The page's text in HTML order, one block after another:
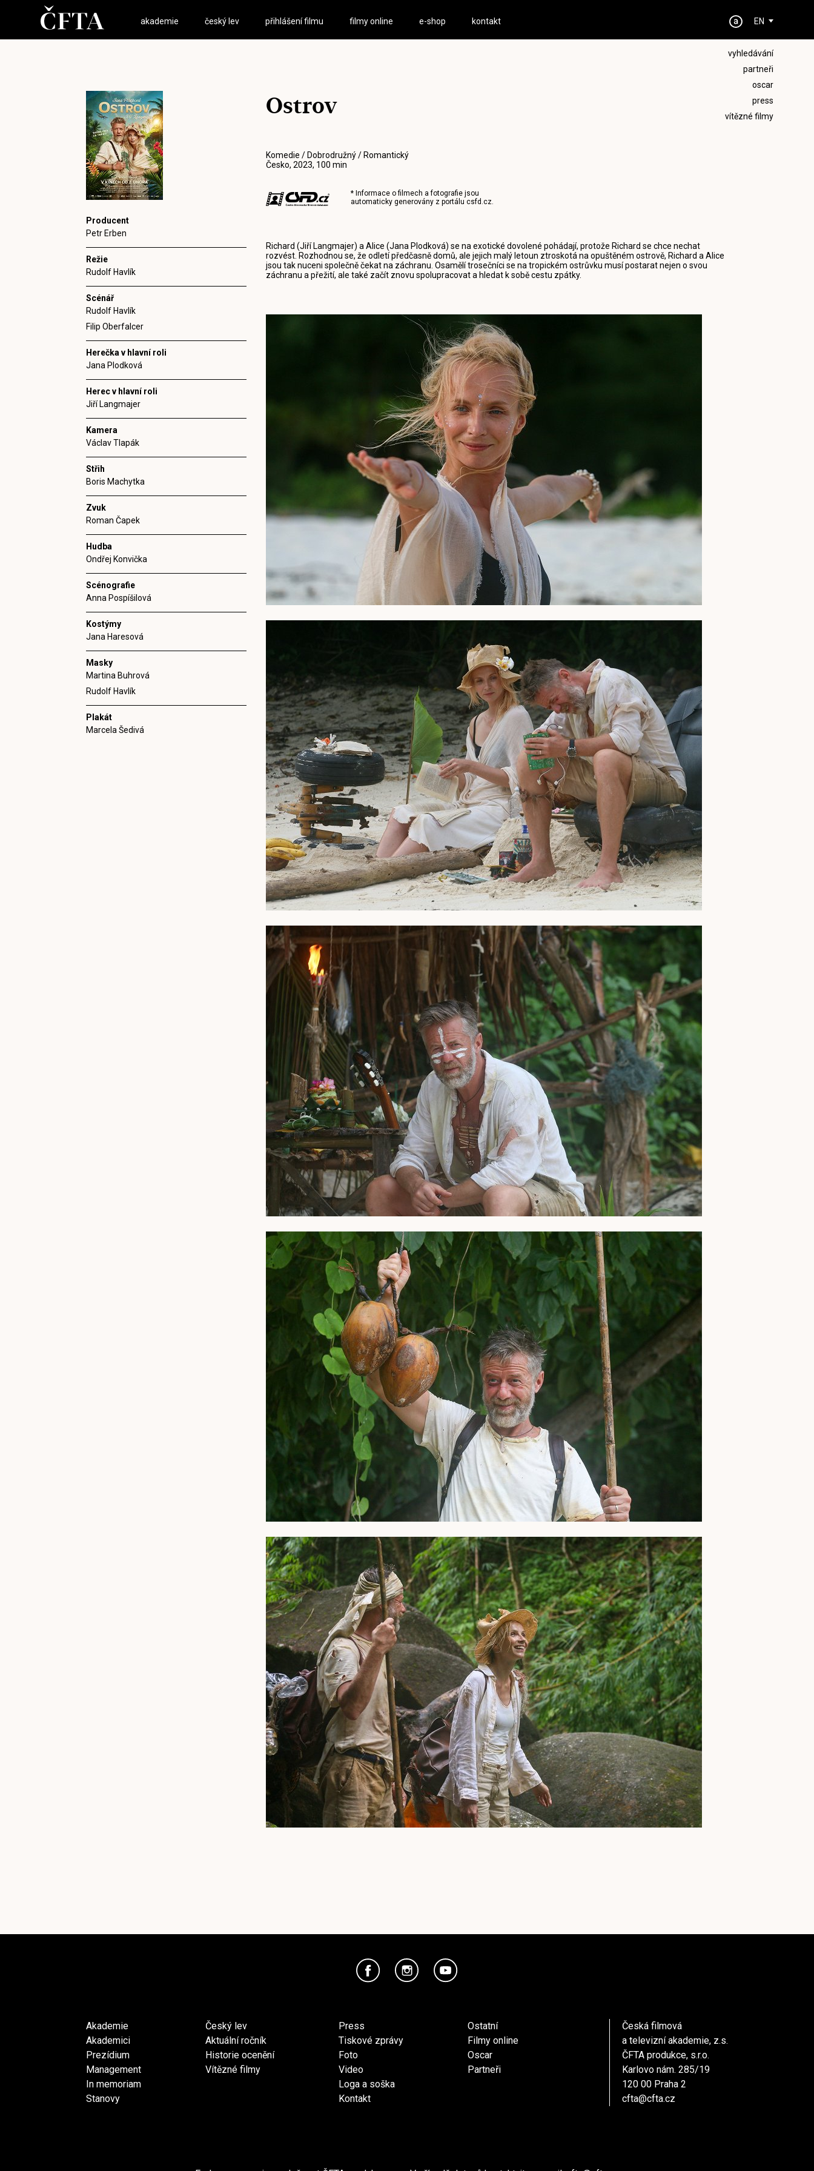
akademie český lev přihlášení filmu filmy online e-shop kontakt EN
vyhledávání
partneři
oscar
press
vítězné filmy
Producent
Petr Erben
Režie
Rudolf Havlík
Scénář
Rudolf Havlík
Filip Oberfalcer
Herečka v hlavní roli
Jana Plodková
Herec v hlavní roli
Jiří Langmajer
Kamera
Václav Tlapák
Střih
Boris Machytka
Zvuk
Roman Čapek
Hudba
Ondřej Konvička
Scénografie
Anna Pospíšilová
Kostýmy
Jana Haresová
Masky
Martina Buhrová
Rudolf Havlík
Plakát
Marcela Šedivá
Ostrov
Komedie / Dobrodružný / Romantický
Česko, 2023, 100 min
* Informace o filmech a fotografie jsou
automaticky generovány z portálu csfd.cz.
Richard (Jiří Langmajer) a Alice (Jana Plodková) se na exotické dovolené pohádají, protože Richard se chce nechat
rozvést. Rozhodnou se, že odletí předčasně domů, ale jejich malý letoun ztroskotá na opuštěném ostrově, Richard a Alice
jsou tak nuceni společně čekat na záchranu. Osamělí trosečníci se na tropickém ostrůvku musí postarat nejen o svou
záchranu a přežití, ale také začít znovu spolupracovat a hledat k sobě cestu zpátky.
Akademie
Akademici
Prezídium
Management
In memoriam
Stanovy
Český lev
Aktuální ročník
Historie ocenění
Vítězné filmy
Press
Tiskové zprávy
Foto
Video
Loga a soška
Kontakt
Ostatní
Filmy online
Oscar
Partneři
Česká filmová
a televizní akademie, z.s.
ČFTA produkce, s.r.o.
Karlovo nám. 285/19
120 00 Praha 2
cfta@cfta.cz